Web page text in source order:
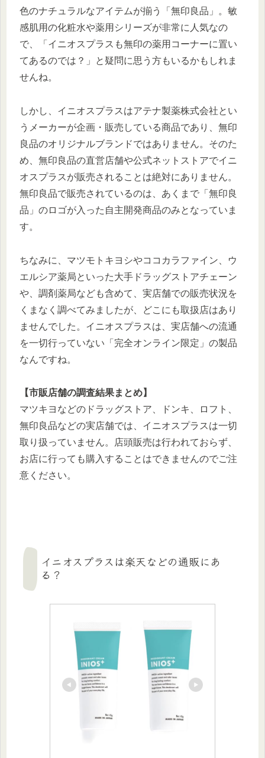
色のナチュラルなアイテムが揃う「無印良品」。敏
感肌用の化粧水や薬用シリーズが非常に人気なの
で、「イニオスプラスも無印の薬用コーナーに置い
てあるのでは？」と疑問に思う方もいるかもしれま
せんね。
しかし、イニオスプラスはアテナ製薬株式会社とい
うメーカーが企画・販売している商品であり、無印
良品のオリジナルブランドではありません。そのた
め、無印良品の直営店舗や公式ネットストアでイニ
オスプラスが販売されることは絶対にありません。
無印良品で販売されているのは、あくまで「無印良
品」のロゴが入った自主開発商品のみとなっていま
す。
ちなみに、マツモトキヨシやココカラファイン、ウ
エルシア薬局といった大手ドラッグストアチェーン
や、調剤薬局なども含めて、実店舗での販売状況を
くまなく調べてみましたが、どこにも取扱店はあり
ませんでした。イニオスプラスは、実店舗への流通
を一切行っていない「完全オンライン限定」の製品
なんですね。
【市販店舗の調査結果まとめ】
マツキヨなどのドラッグストア、ドンキ、ロフト、
無印良品などの実店舗では、イニオスプラスは一切
取り扱っていません。店頭販売は行われておらず、
お店に行っても購入することはできませんのでご注
意ください。
イニオスプラスは楽天などの通販にあ
る？